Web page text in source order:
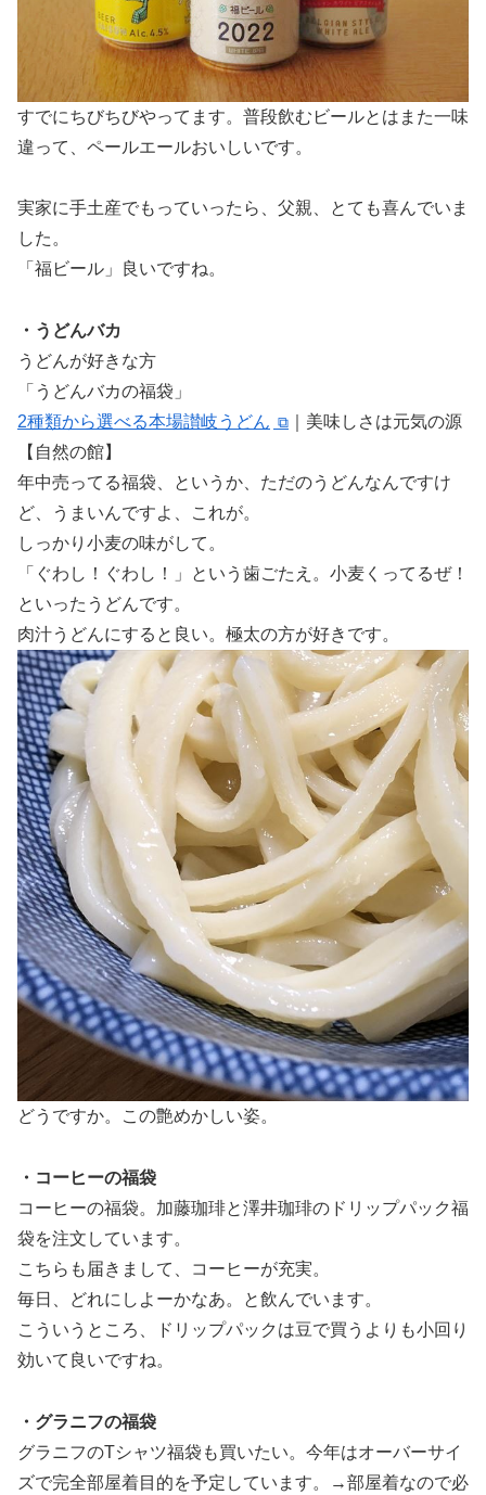
すでにちびちびやってます。普段飲むビールとはまた一味
違って、ペールエールおいしいです。
実家に手土産でもっていったら、父親、とても喜んでいま
した。
「福ビール」良いですね。
・うどんバカ
うどんが好きな方
「うどんバカの福袋」
2種類から選べる本場讃岐うどん
｜美味しさは元気の源
【自然の館】
年中売ってる福袋、というか、ただのうどんなんですけ
ど、うまいんですよ、これが。
しっかり小麦の味がして。
「ぐわし！ぐわし！」という歯ごたえ。小麦くってるぜ！
といったうどんです。
肉汁うどんにすると良い。極太の方が好きです。
どうですか。この艶めかしい姿。
・コーヒーの福袋
コーヒーの福袋。加藤珈琲と澤井珈琲のドリップパック福
袋を注文しています。
こちらも届きまして、コーヒーが充実。
毎日、どれにしよーかなあ。と飲んでいます。
こういうところ、ドリップパックは豆で買うよりも小回り
効いて良いですね。
・グラニフの福袋
グラニフのTシャツ福袋も買いたい。今年はオーバーサイ
ズで完全部屋着目的を予定しています。→部屋着なので必